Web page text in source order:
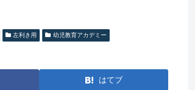
左利き用 幼児教育アカデミー
はてブ